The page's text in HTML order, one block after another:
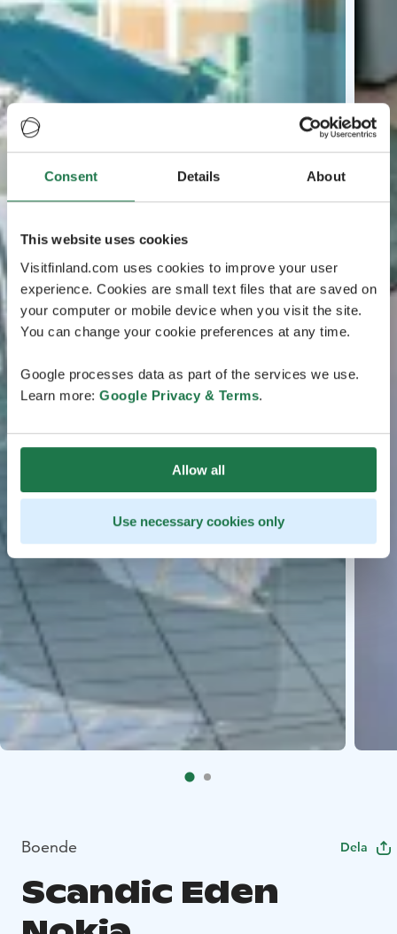
Consent Details About
This website uses cookies
Visitfinland.com uses cookies to improve your user
experience. Cookies are small text files that are saved on
your computer or mobile device when you visit the site.
You can change your cookie preferences at any time.
Google processes data as part of the services we use.
Learn more: Google Privacy & Terms.
Allow all
Use necessary cookies only
Boende Dela
Scandic Eden